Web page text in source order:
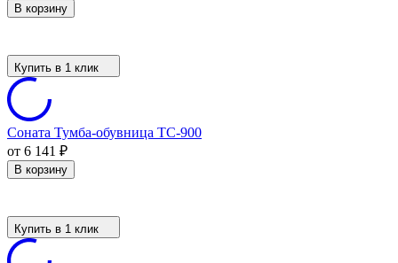
В корзину
Купить в 1 клик
Соната Тумба-обувница ТС-900
от 6 141 ₽
В корзину
Купить в 1 клик